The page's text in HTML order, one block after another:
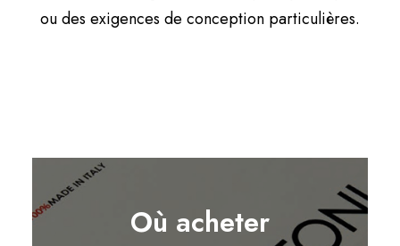
ou des exigences de conception particulières.
Où acheter